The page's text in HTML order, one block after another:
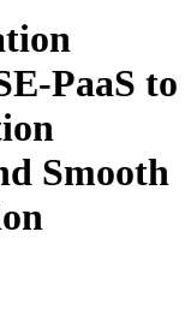
PaaS to
Smooth